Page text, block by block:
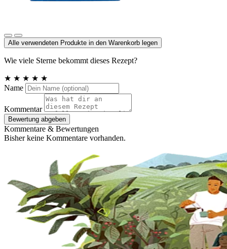
Alle verwendeten Produkte in den Warenkorb legen
Wie viele Sterne bekommt dieses Rezept?
★ ★ ★ ★ ★
Name
Kommentar
Bewertung abgeben
Kommentare & Bewertungen
Bisher keine Kommentare vorhanden.